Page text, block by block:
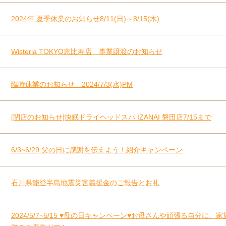
2024年 夏季休業のお知らせ8/11(日)～8/15(木)
Wisteria TOKYO恵比寿店 事業譲渡のお知らせ
臨時休業のお知らせ 2024/7/3(水)PM
[閉店のお知らせ]快眠ドライヘッドスパ IZANAI 磐田店7/15まで
6/3~6/29 父の日に感謝を伝えよう！紹介キャンペーン
石川県能登半島地震災害義援金のご報告とお礼
2024/5/7~5/15 ♥母の日キャンペーン♥お母さんや頑張る自分に、家